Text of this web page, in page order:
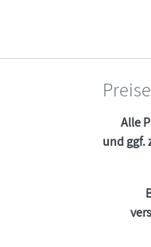
Alle
und ggf.